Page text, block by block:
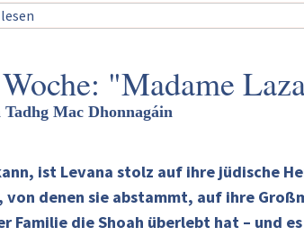
"Madame
Mac Dhonnagáin
ist Levana stolz auf ihre jüdische
von denen sie abstammt, auf ihre
Familie die Shoah überlebt hat – und